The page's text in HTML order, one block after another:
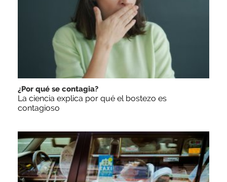
¿Por qué se contagia?
La ciencia explica por qué el bostezo es
contagioso